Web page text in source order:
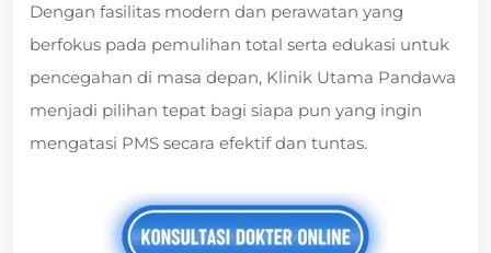
Dengan fasilitas modern dan perawatan yang
berfokus pada pemulihan total serta edukasi untuk
pencegahan di masa depan, Klinik Utama Pandawa
menjadi pilihan tepat bagi siapa pun yang ingin
mengatasi PMS secara efektif dan tuntas.